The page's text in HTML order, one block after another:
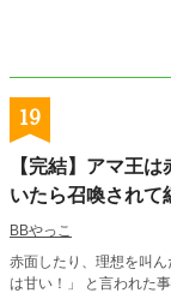
19
【完結】アマ王
いたら召喚されて
BBやっこ
赤面したり、理想を叫
は甘い！」 と言われた